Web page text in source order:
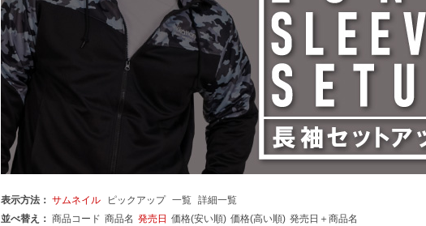
表示方法： サムネイル ピックアップ 一覧 詳細一覧
並べ替え： 商品コード 商品名 発売日 価格(安い順) 価格(高い順) 発売日＋商品名